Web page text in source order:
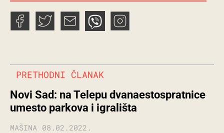
PRETHODNI ČLANAK
Novi Sad: na Telepu dvanaestospratnice
umesto parkova i igrališta
MAŠINA 08.02.2022.